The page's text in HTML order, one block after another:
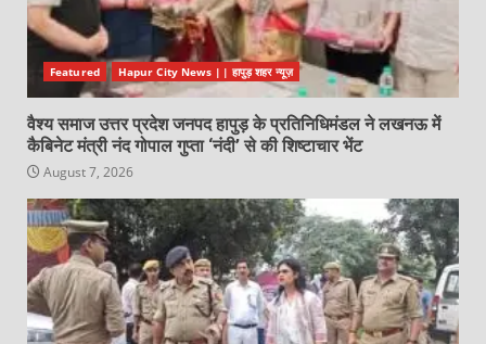
Featured Hapur City News || हापुड़ शहर न्यूज़
वैश्य समाज उत्तर प्रदेश जनपद हापुड़ के प्रतिनिधिमंडल ने लखनऊ में
कैबिनेट मंत्री नंद गोपाल गुप्ता ‘नंदी’ से की शिष्टाचार भेंट
August 7, 2026